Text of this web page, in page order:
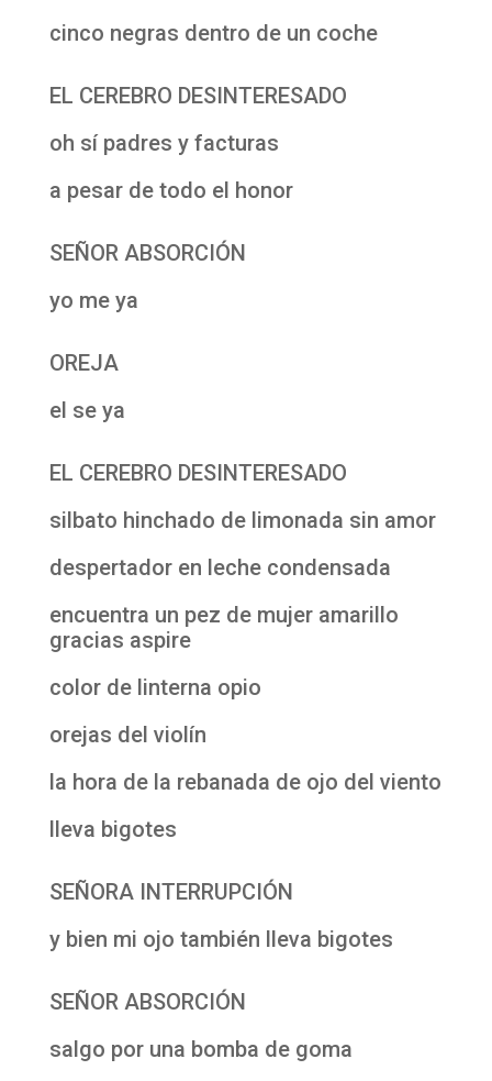
cinco negras dentro de un coche
EL CEREBRO DESINTERESADO
oh sí padres y facturas
a pesar de todo el honor
SEÑOR ABSORCIÓN
yo me ya
OREJA
el se ya
EL CEREBRO DESINTERESADO
silbato hinchado de limonada sin amor
despertador en leche condensada
encuentra un pez de mujer amarillo
gracias aspire
color de linterna opio
orejas del violín
la hora de la rebanada de ojo del viento
lleva bigotes
SEÑORA INTERRUPCIÓN
y bien mi ojo también lleva bigotes
SEÑOR ABSORCIÓN
salgo por una bomba de goma